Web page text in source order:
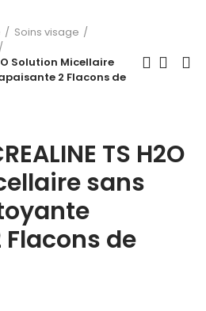
Soins visage
Solution Micellaire
2 Flacons de
TS H2O
sans
de